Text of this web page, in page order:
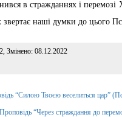
в стражданнях і перемозі
звертає наші думки до цього
, Змінено: 08.12.2022
“Силою Твоєю веселиться цар”
“Через страждання до